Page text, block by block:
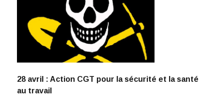
28 avril : Action CGT pour la sécurité et la santé
au travail